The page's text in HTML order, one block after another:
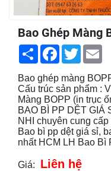
Bao Ghép Màng
ShareFacebook
Twitter
Bao ghép màng
Cấu trúc sản phẩm :
Màng BOPP (in trục
BAO BÌ PP DỆT GIÁ
NHI chuyên cung
Bao bì pp dệt giá sỉ,
nhất HCM LH Bao Bì
Giá: Liên hệ